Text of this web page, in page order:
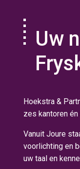
Uw
Hoekstra &
zes kantoren
Vanuit Joure
voorlichting en
uw taal en